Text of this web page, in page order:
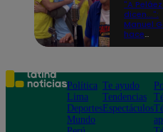
"A
dicen...":
Manuel
hace
de
chiste
Política
Lima
Deportes
Mundo
Te ayudo
Tendencias
Espectáculos